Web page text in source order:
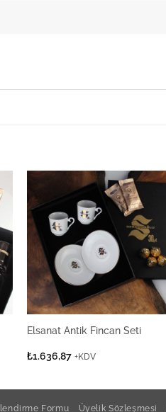
Elsanat Antik Fincan Seti
₺1.636,87 +KDV
Formu Üyelik Sözleşmesi